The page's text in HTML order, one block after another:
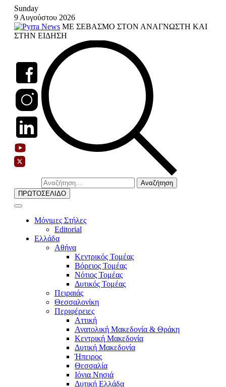
Skip
content
Sunday
9 Αυγούστου 2026
ΜΕ ΣΕΒΑΣΜΟ ΣΤΟΝ ΑΝΑΓΝΩΣΤΗ ΚΑΙ
ΣΤΗΝ ΕΙΔΗΣΗ
Αναζήτηση
για:
ΠΡΩΤΟΣΕΛΙΔΟ
Μόνιμες Στήλες
Editorial
Ελλάδα
Αθήνα
Κεντρικός Τομέας
Βόρειος Τομέας
Νότιος Τομέας
Δυτικός Τομέας
Πειραιάς
Θεσσαλονίκη
Περιφέρειες
Αττική
Ανατολική Μακεδονία & Θράκη
Κεντρική Μακεδονία
Δυτική Μακεδονία
Ήπειρος
Θεσσαλία
Ιόνια Νησιά
Δυτική Ελλάδα